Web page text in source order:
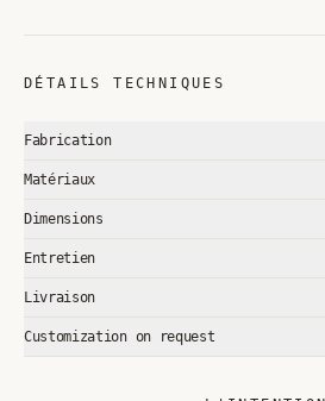
DÉTAILS TECHNIQUES
Fabrication
Matériaux
Dimensions
Entretien
Livraison
Customization on request